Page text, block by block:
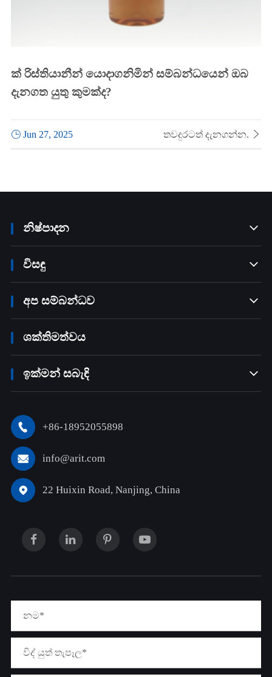
ක් රිස්තියානීන් යොදාගනිමින් සම්බන්ධයෙන් ඔබ
දැනගත යුතු කුමක්ද?
Jun 27, 2025 තවදුරටත් දැනගන්න. 
නිෂ්පාදන 
විසඳු 
අප සම්බන්ධව 
ශක්තිමත්වය
ඉක්මන් සබැඳි 
 +86-18952055898
 info@arit.com
 22 Huixin Road, Nanjing, China